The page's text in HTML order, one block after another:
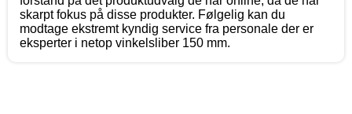
skarpt fokus på disse produkter. Følgelig kan du
modtage ekstremt kyndig service fra personale der er
eksperter i netop vinkelsliber 150 mm.